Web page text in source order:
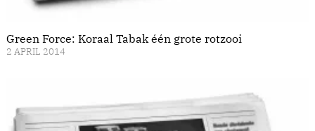
Green Force: Koraal Tabak één grote rotzooi
2 APRIL 2014